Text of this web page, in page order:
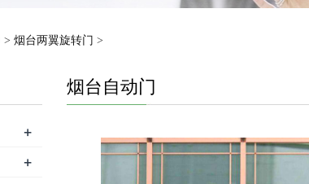
> 烟台两翼旋转门 >
烟台自动门
+
+